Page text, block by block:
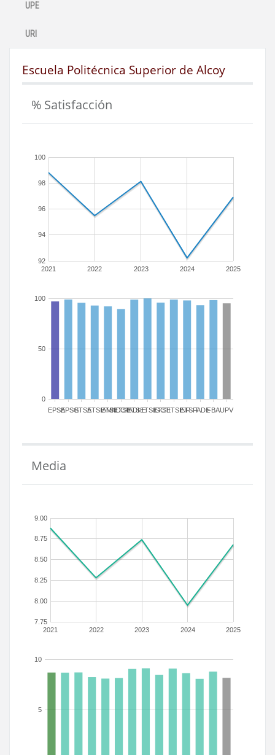
UPE
URI
Escuela Politécnica Superior de Alcoy
% Satisfacción
2021 2022 2023 2024 2025
92
94
96
98
100
EPSAEPSGETSAETSIAMN
ETSICCP
ETSIADI
ETSIEETSIGCT
ETSIIETSINFETSITFADEFBAUPV
0
50
100
Media
2021 2022 2023 2024 2025
7.75
8.00
8.25
8.50
8.75
9.00
5
10